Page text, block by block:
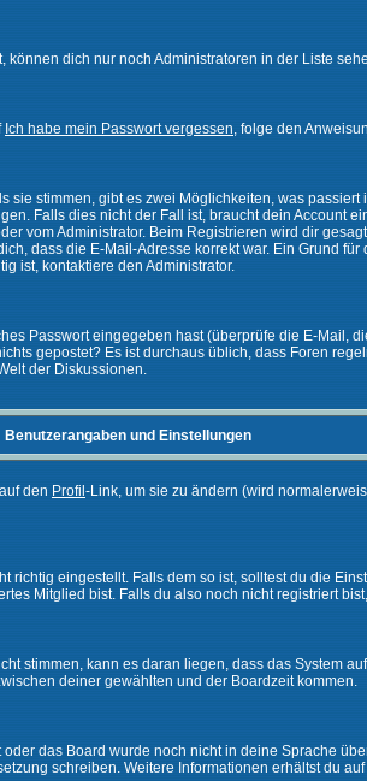
können dich nur noch Administratoren in der Liste
Ich habe mein Passwort vergessen, folge den
stimmen, gibt es zwei Möglichkeiten, was
Falls dies nicht der Fall ist, braucht dein Account
vom Administrator. Beim Registrieren wird dir
dass die E-Mail-Adresse korrekt war. Ein Grund
ist, kontaktiere den Administrator.
Passwort eingegeben hast (überprüfe die E-Mail,
gepostet? Es ist durchaus üblich, dass Foren
der Diskussionen.
Benutzerangaben und Einstellungen
den Profil -Link, um sie zu ändern (wird
eingestellt. Falls dem so ist, solltest du die
Mitglied bist. Falls du also noch nicht registriert
stimmen, kann es daran liegen, dass das System
deiner gewählten und der Boardzeit kommen.
das Board wurde noch nicht in deine Sprache
schreiben. Weitere Informationen erhältst du